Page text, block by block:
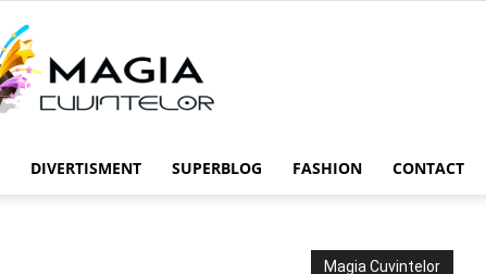
DIVERTISMENT SUPERBLOG FASHION CONTACT
Magia Cuvintelor